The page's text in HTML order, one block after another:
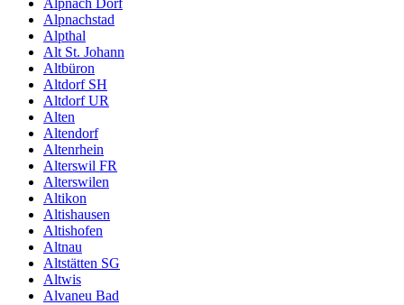
Alpnachstad
Alpthal
Alt St. Johann
Altbüron
Altdorf SH
Altdorf UR
Alten
Altendorf
Altenrhein
Alterswil FR
Alterswilen
Altikon
Altishausen
Altishofen
Altnau
Altstätten SG
Altwis
Alvaneu Bad